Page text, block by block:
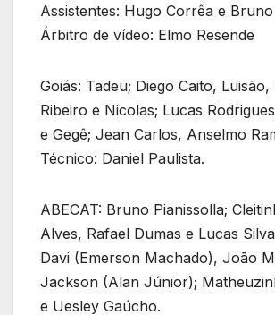
Assistentes: Hugo Corrêa e
Árbitro de vídeo: Elmo Resende
Goiás: Tadeu; Diego Caito, Luisão,
Ribeiro e Nicolas; Lucas
e Gegê; Jean Carlos, Anselmo
Técnico: Daniel Paulista.
ABECAT: Bruno Pianissolla;
Alves, Rafael Dumas e Lucas
Davi (Emerson Machado), João
Jackson (Alan Júnior);
e Uesley Gaúcho.